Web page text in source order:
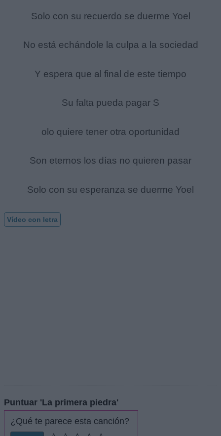
Solo con su recuerdo se duerme Yoel
No está echándole la culpa a la sociedad
Y espera que al final de este tiempo
Su falta pueda pagar S
olo quiere tener otra oportunidad
Son eternos los días no quieren pasar
Solo con su esperanza se duerme Yoel
Vídeo con letra
Puntuar 'La primera piedra'
¿Qué te parece esta canción?